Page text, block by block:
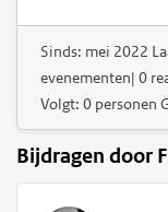
Sinds: mei 2022
evenementen| 0
Volgt: 0 personen
Bijdragen door